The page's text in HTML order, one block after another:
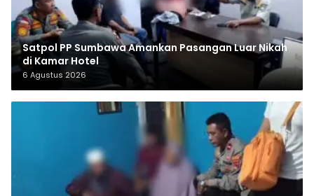
Satpol PP Sumbawa Amankan Pasangan Luar Nikah
di Kamar Hotel
6 Agustus 2026